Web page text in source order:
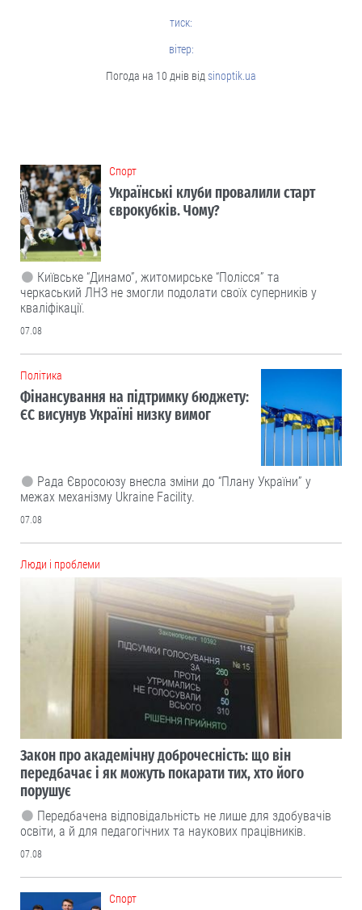
тиск:
вітер:
Погода на 10 днів від sinoptik.ua
Cпорт
Українські клуби провалили старт
єврокубків. Чому?
Київське “Динамо”, житомирське “Полісся” та
черкаський ЛНЗ не змогли подолати своїх суперників у
кваліфікації.
07.08
Політика
Фінансування на підтримку бюджету:
ЄС висунув Україні низку вимог
Рада Євросоюзу внесла зміни до “Плану України” у
межах механізму Ukraine Facility.
07.08
Люди і проблеми
Закон про академічну доброчесність: що він
передбачає і як можуть покарати тих, хто його
порушує
Передбачена відповідальність не лише для здобувачів
освіти, а й для педагогічних та наукових працівників.
07.08
Cпорт